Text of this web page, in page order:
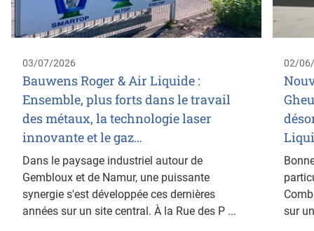
03/07/2026
Bauwens Roger & Air Liquide :
Ensemble, plus forts dans le travail
des métaux, la technologie laser
innovante et le gaz…
Dans le paysage industriel autour de
Gembloux et de Namur, une puissante
synergie s'est développée ces dernières
années sur un site central. À la Rue des P ...
02/
sur